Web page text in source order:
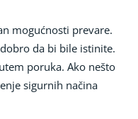
mogućnosti prevare.
da bi bile istinite.
poruka. Ako nešto
sigurnih načina